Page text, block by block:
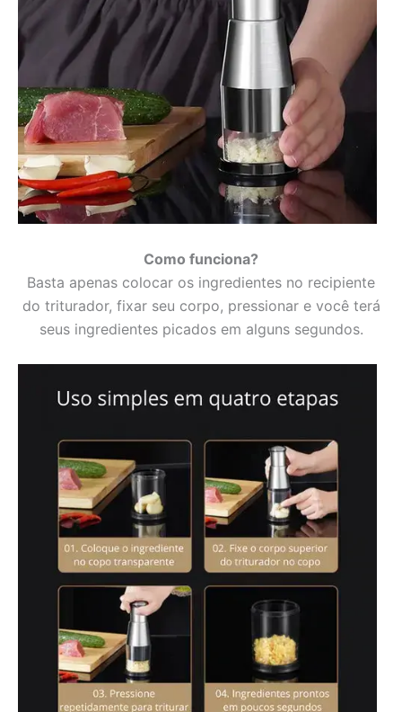
Como funciona?
Basta apenas colocar os ingredientes no recipiente
do triturador, fixar seu corpo, pressionar e você terá
seus ingredientes picados em alguns segundos.